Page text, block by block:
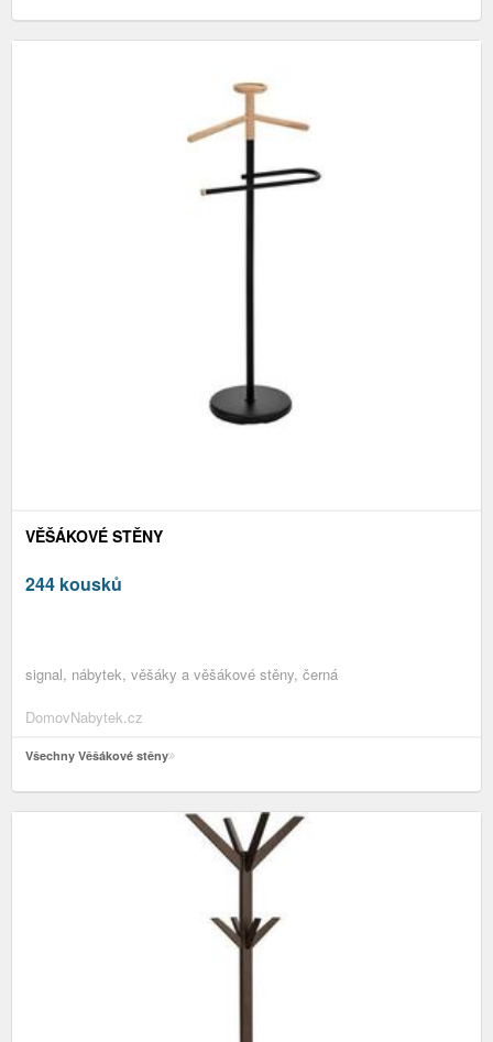
VĚŠÁKOVÉ STĚNY
244 kousků
signal, nábytek, věšáky a věšákové stěny, černá
DomovNabytek.cz
Všechny Věšákové stěny